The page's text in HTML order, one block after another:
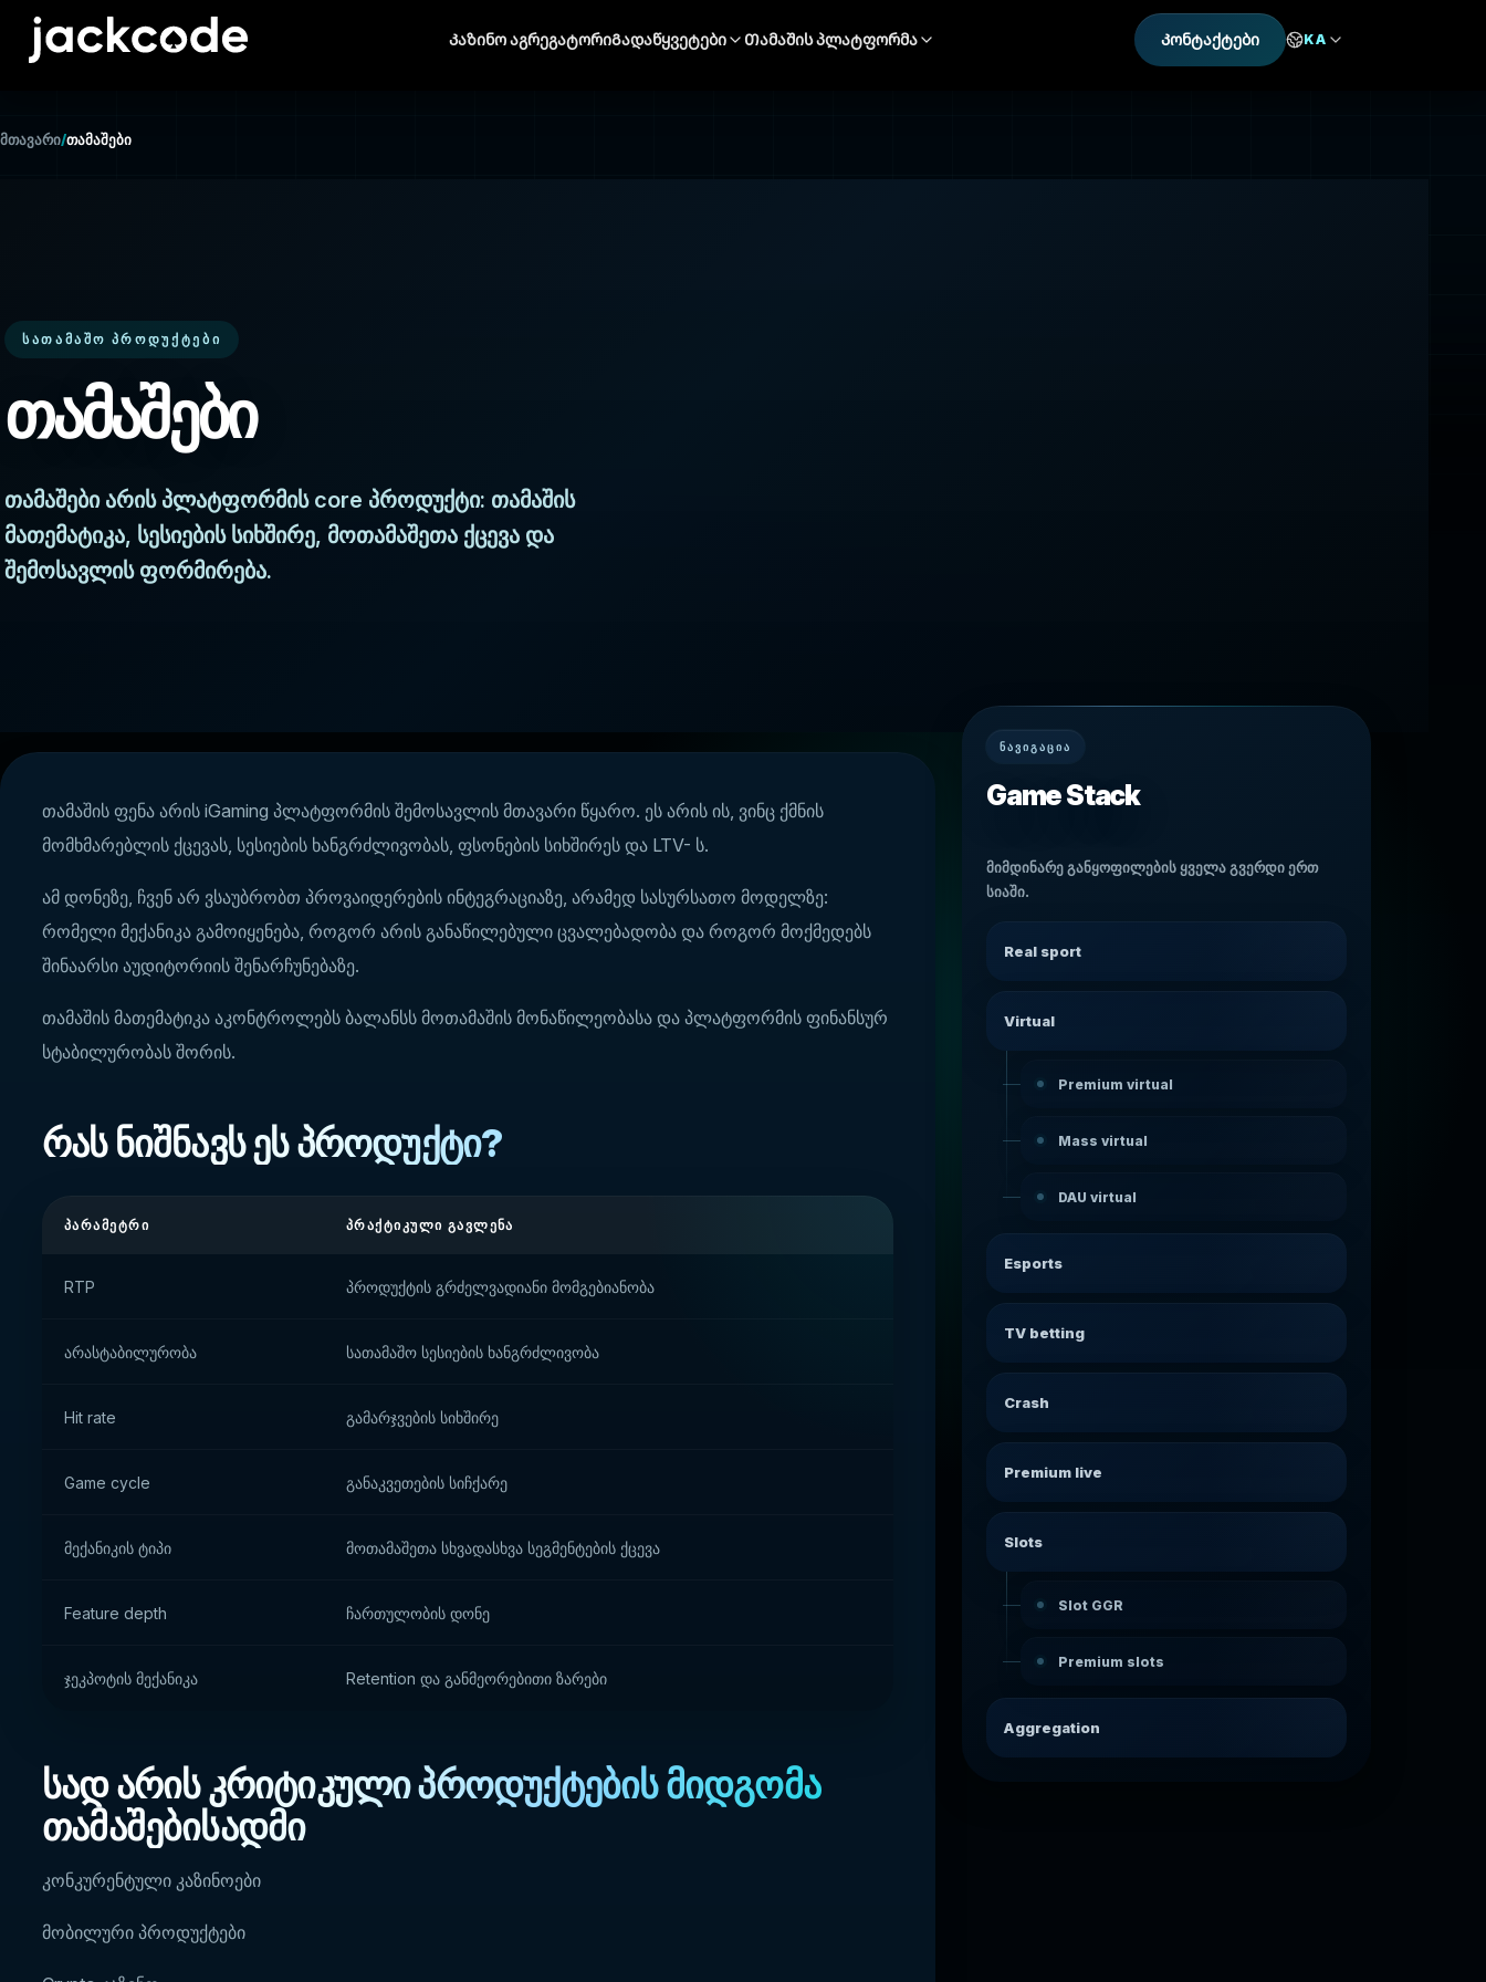
Კაზინო აგრეგატორიᲒადაწყვეტები Თამაშის პლატფორმა Კონტაქტები KA
მთავარი/თამაშები
ᲡᲐᲗᲐᲛᲐᲨᲝ ᲞᲠᲝᲓᲣᲥᲢᲔᲑᲘ
თამაშები
თამაშები არის პლატფორმის core პროდუქტი: თამაშის
მათემატიკა, სესიების სიხშირე, მოთამაშეთა ქცევა და
შემოსავლის ფორმირება.
თამაშის ფენა არის iGaming პლატფორმის შემოსავლის მთავარი წყარო. ეს არის ის, ვინც ქმნის
მომხმარებლის ქცევას, სესიების ხანგრძლივობას, ფსონების სიხშირეს და LTV- ს.
ამ დონეზე, ჩვენ არ ვსაუბრობთ პროვაიდერების ინტეგრაციაზე, არამედ სასურსათო მოდელზე:
რომელი მექანიკა გამოიყენება, როგორ არის განაწილებული ცვალებადობა და როგორ მოქმედებს
შინაარსი აუდიტორიის შენარჩუნებაზე.
თამაშის მათემატიკა აკონტროლებს ბალანსს მოთამაშის მონაწილეობასა და პლატფორმის ფინანსურ
სტაბილურობას შორის.
რას ნიშნავს ეს პროდუქტი?
ᲞᲐᲠᲐᲛᲔᲢᲠᲘ ᲞᲠᲐᲥᲢᲘᲙᲣᲚᲘ ᲒᲐᲕᲚᲔᲜᲐ
RTP პროდუქტის გრძელვადიანი მომგებიანობა
არასტაბილურობა სათამაშო სესიების ხანგრძლივობა
Hit rate გამარჯვების სიხშირე
Game cycle განაკვეთების სიჩქარე
მექანიკის ტიპი მოთამაშეთა სხვადასხვა სეგმენტების ქცევა
Feature depth ჩართულობის დონე
ჯეკპოტის მექანიკა Retention და განმეორებითი ზარები
სად არის კრიტიკული პროდუქტების მიდგომა
თამაშებისადმი
კონკურენტული კაზინოები
მობილური პროდუქტები
ᲜᲐᲕᲘᲒᲐᲪᲘᲐ
Game Stack
მიმდინარე განყოფილების ყველა გვერდი ერთ
სიაში.
Real sport
Virtual
Premium virtual
Mass virtual
DAU virtual
Esports
TV betting
Crash
Premium live
Slots
Slot GGR
Premium slots
Aggregation